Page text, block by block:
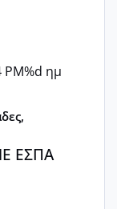
PM%d ημ
ΕΣΠΑ